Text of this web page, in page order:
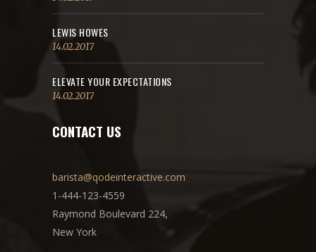
LEWIS HOWES
14.02.2017
ELEVATE YOUR EXPECTATIONS
14.02.2017
CONTACT US
barista@qodeinteractive.com
1-444-123-4559
Raymond Boulevard 224,
New York